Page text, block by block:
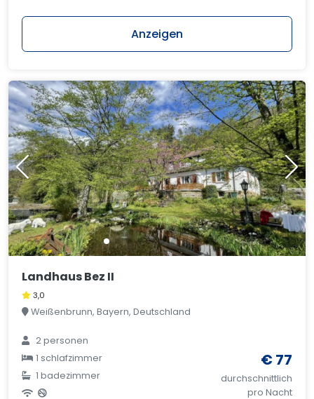
Anzeigen
Landhaus Bez II
3,0
Weißenbrunn, Bayern, Deutschland
2 personen
1 schlafzimmer
1 badezimmer
€ 77
durchschnittlich
pro Nacht